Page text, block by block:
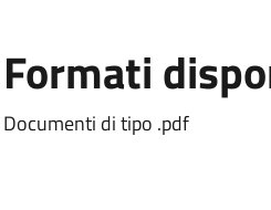
Formati
Documenti di tipo .pdf